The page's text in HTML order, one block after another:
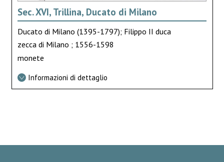
Sec. XVI, Trillina, Ducato di Milano
Ducato di Milano (1395-1797); Filippo II duca
zecca di Milano ; 1556-1598
monete
Informazioni di dettaglio